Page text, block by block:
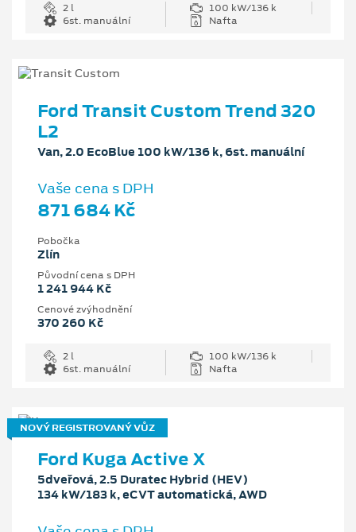
2 l
100 kW/136 k
6st. manuální
Nafta
Ford Transit Custom Trend 320
L2
Van, 2.0 EcoBlue 100 kW/136 k, 6st. manuální
Vaše cena s DPH
871 684 Kč
Pobočka
Zlín
Původní cena s DPH
1 241 944 Kč
Cenové zvýhodnění
370 260 Kč
2 l
100 kW/136 k
6st. manuální
Nafta
NOVÝ REGISTROVANÝ VŮZ
Ford Kuga Active X
5dveřová, 2.5 Duratec Hybrid (HEV)
134 kW/183 k, eCVT automatická, AWD